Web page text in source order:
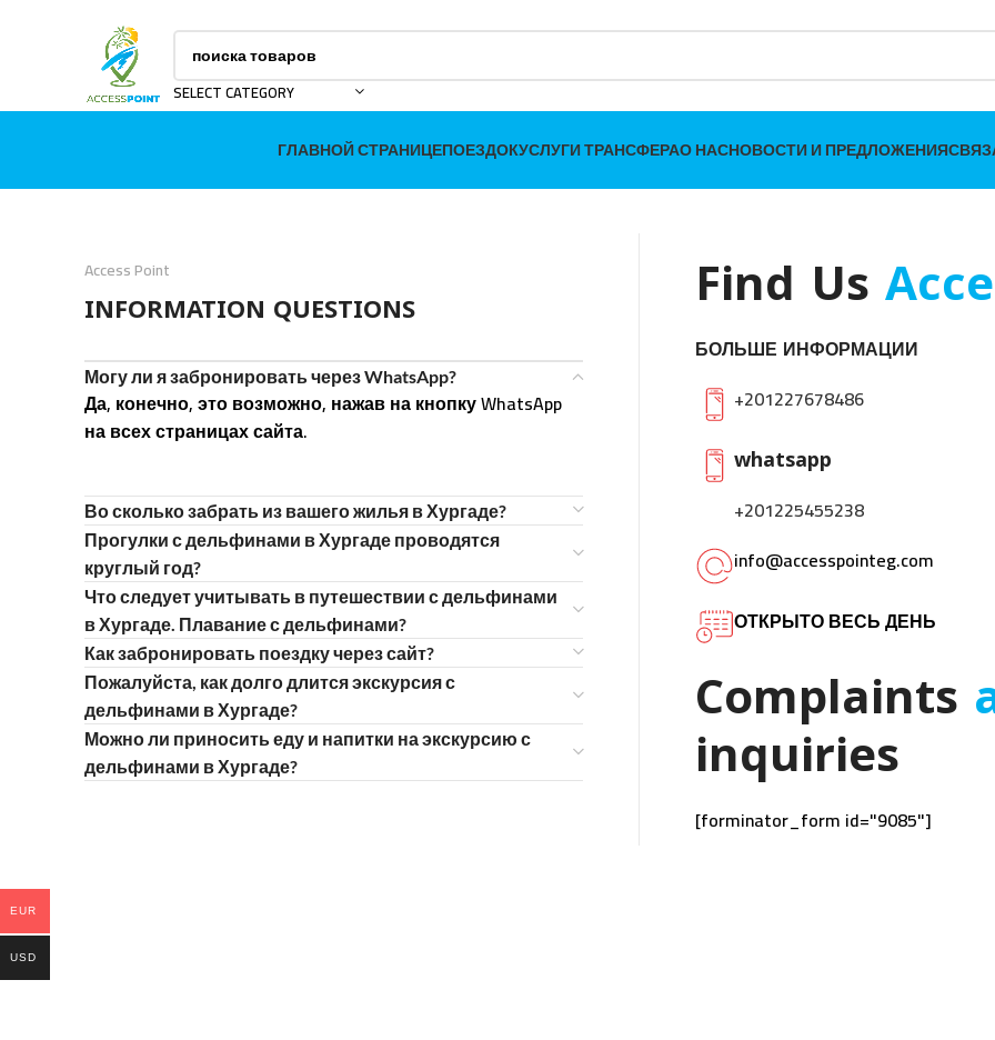
SELECT CATEGORY
ГЛАВНОЙ СТРАНИЦЕПОЕЗДОКУСЛУГИ ТРАНСФЕРАО НАСНОВОСТИ И ПРЕДЛОЖЕНИЯ
Access Point
INFORMATION QUESTIONS
Могу ли я забронировать через WhatsApp?
Да, конечно, это возможно, нажав на кнопку WhatsApp
на всех страницах сайта.
Во сколько забрать из вашего жилья в Хургаде?
Прогулки с дельфинами в Хургаде проводятся
круглый год?
Что следует учитывать в путешествии с дельфинами
в Хургаде. Плавание с дельфинами?
Как забронировать поездку через сайт?
Пожалуйста, как долго длится экскурсия с
дельфинами в Хургаде?
Можно ли приносить еду и напитки на экскурсию с
дельфинами в Хургаде?
Find Us
БОЛЬШЕ ИНФОРМАЦИИ
+201227678486
whatsapp
+201225455238
info@accesspointeg.com
ОТКРЫТО ВЕСЬ ДЕНЬ
Complaints
inquiries
[forminator_form id="9085"]
EUR
USD